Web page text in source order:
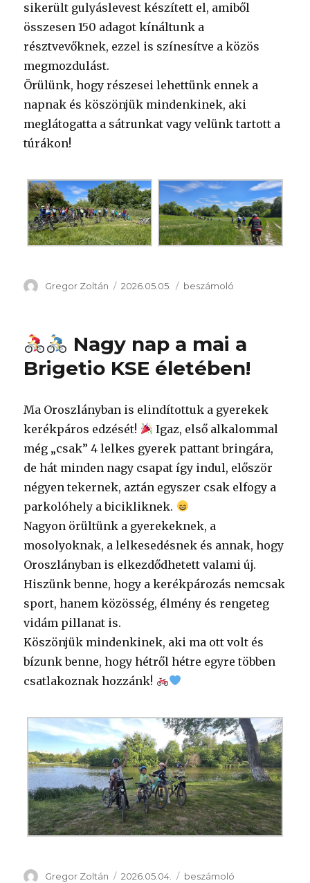
sikerült gulyáslevest készített el, amiből
összesen 150 adagot kínáltunk a
résztvevőknek, ezzel is színesítve a közös
megmozdulást.
Örülünk, hogy részesei lehettünk ennek a
napnak és köszönjük mindenkinek, aki
meglátogatta a sátrunkat vagy velünk tartott a
túrákon!
Szerző
Gregor Zoltán Közzétéve
2026.05.05. Kategória
beszámoló
Nagy nap a mai a
Brigetio KSE életében!
Ma Oroszlányban is elindítottuk a gyerekek
kerékpáros edzését!
Igaz, első alkalommal
még „csak” 4 lelkes gyerek pattant bringára,
de hát minden nagy csapat így indul, először
négyen tekernek, aztán egyszer csak elfogy a
parkolóhely a bicikliknek.
Nagyon örültünk a gyerekeknek, a
mosolyoknak, a lelkesedésnek és annak, hogy
Oroszlányban is elkezdődhetett valami új.
Hiszünk benne, hogy a kerékpározás nemcsak
sport, hanem közösség, élmény és rengeteg
vidám pillanat is.
Köszönjük mindenkinek, aki ma ott volt és
bízunk benne, hogy hétről hétre egyre többen
csatlakoznak hozzánk!
Szerző
Gregor Zoltán Közzétéve
2026.05.04. Kategória
beszámoló